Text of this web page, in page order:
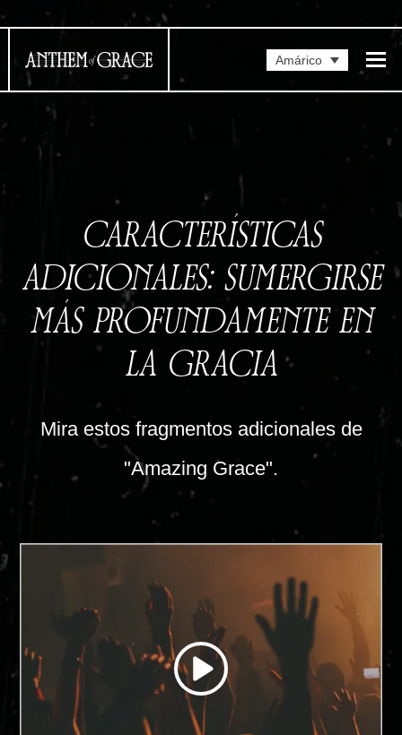
Amárico
CARACTERÍSTICAS
ADICIONALES: SUMERGIRSE
MÁS PROFUNDAMENTE EN
LA GRACIA
Mira estos fragmentos adicionales de
"Amazing Grace".